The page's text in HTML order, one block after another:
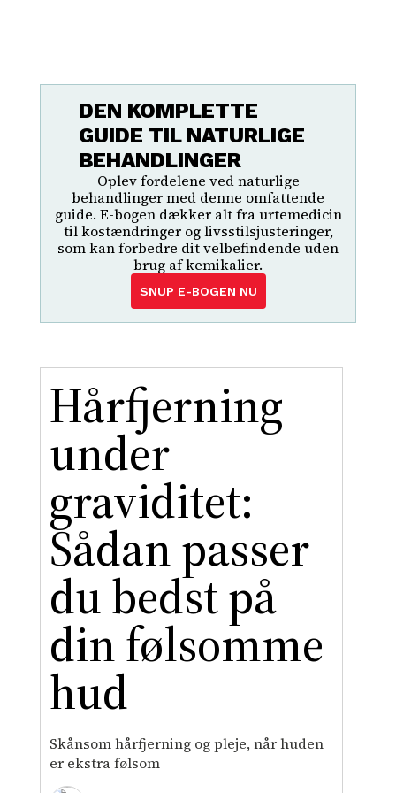
DEN KOMPLETTE
GUIDE TIL NATURLIGE
BEHANDLINGER
Oplev fordelene ved naturlige
behandlinger med denne omfattende
guide. E-bogen dækker alt fra urtemedicin
til kostændringer og livsstilsjusteringer,
som kan forbedre dit velbefindende uden
brug af kemikalier.
SNUP E-BOGEN NU
Hårfjerning
under
graviditet:
Sådan passer
du bedst på
din følsomme
hud
Skånsom hårfjerning og pleje, når huden
er ekstra følsom